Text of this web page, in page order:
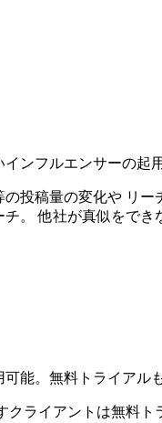
ンフルエンサーの起
投稿量の変化や リ
。 他社が真似をでき
能。無料トライアル
ライアントは無料